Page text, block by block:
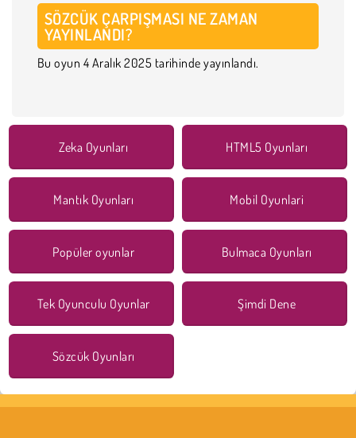
SÖZCÜK ÇARPIŞMASI NE ZAMAN
YAYINLANDI?
Bu oyun 4 Aralık 2025 tarihinde yayınlandı.
Zeka Oyunları HTML5 Oyunları
Mantık Oyunları Mobil Oyunlari
Popüler oyunlar Bulmaca Oyunları
Tek Oyunculu Oyunlar Şimdi Dene
Sözcük Oyunları